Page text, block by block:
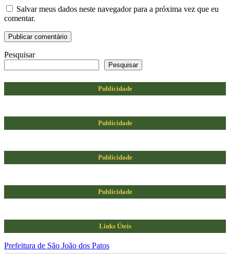
Salvar meus dados neste navegador para a próxima vez que eu
comentar.
Pesquisar
Pesquisar
Publicidade
Publicidade
Publicidade
Publicidade
Links Úteis
Prefeitura de São João dos Patos